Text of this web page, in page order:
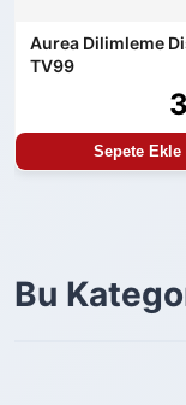
Aurea Dilimleme
TV99
Sepete Ekle
Bu